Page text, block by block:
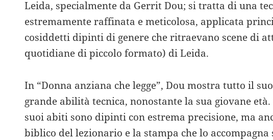
Leida, specialmente da Gerrit Dou; si tratta di una
estremamente raffinata e meticolosa, applicata
cosiddetti dipinti di genere che ritraevano scene di
quotidiane di piccolo formato) di Leida.
In “Donna anziana che legge”, Dou mostra tutto il
grande abilità tecnica, nonostante la sua giovane
suoi abiti sono dipinti con estrema precisione, ma
biblico del lezionario e la stampa che lo